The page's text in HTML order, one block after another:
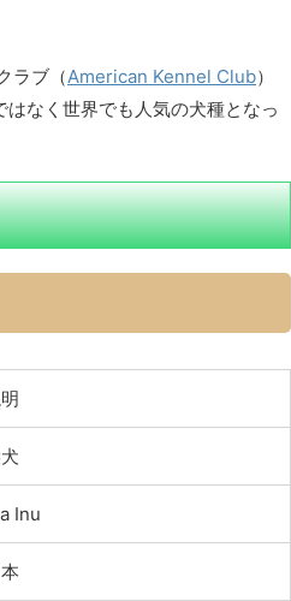
ラブ（American Kennel Club）
なく世界でも人気の犬種となっ
Inu